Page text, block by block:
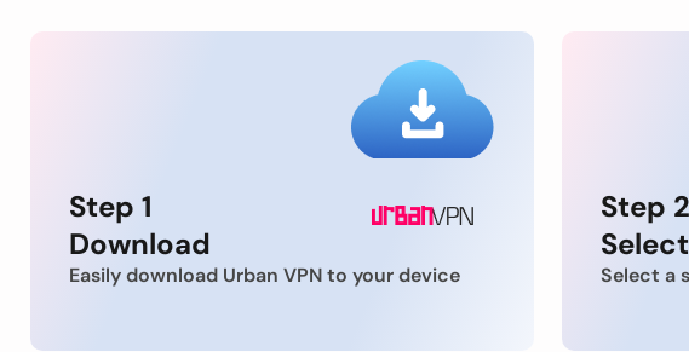
Step 1
Download
Easily download Urban VPN to your device
Step 2
Select a